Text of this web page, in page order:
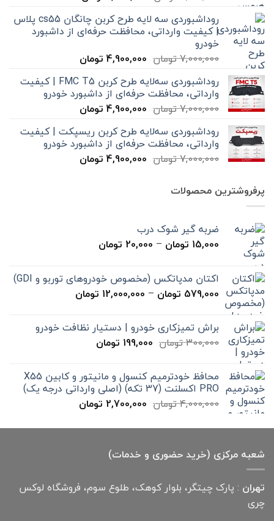
2,000,000 تومان
بود.
1,590,000 تومان
است.
روداشبوردی سه‌ لایه طرح کربن چانگان cs55 پلاس
| کیفیت وارداتی، محافظت حرفه‌ای از داشبورد
خودرو
7,000,000تومان قیمت
7,000,000 تومان
بود.
4,900,000 تومانقیمت
4,900,000 تومان
است.
روداشبوردی سه‌لایه طرح کربن FMC T5 | کیفیت
وارداتی، محافظت حرفه‌ای از داشبورد خودرو
7,000,000تومان قیمت
7,000,000 تومان
بود.
4,900,000 تومانقیمت
4,900,000 تومان
است.
روداشبوردی سه‌لایه طرح کربن ریسپکت | کیفیت
وارداتی، محافظت حرفه‌ای از داشبورد خودرو
7,000,000تومان قیمت
4,900,000 تومانقیمت
پرفروشترین محصولات
ضربه گیر شوک درب
15,000 تومان –
20,000 تومان
تا
20,000 تومان
اکتان مدپاتکس (مخصوص خودروهای توربو و GDI)
579,000 تومان –
12,000,000 تومان
تا
براش تمیزکاری خودرو | دستیار نظافت خودرو
300,000تومان قیمت
بود.
199,000 تومانقیمت
199,000 تومان
است. محافظ خودترمیم کنسول و مانیتور و کابین X55
PRO اکسلنت (37 تکه) (اصلی وارداتی درجه یک)
4,000,000تومان قیمت
4,000,000 تومان
2,700,000 تومانقیمت
2,700,000 تومان
شعبه مرکزی (خرید حضوری و خدمات)
تهران : پارک چیتگر، بلوار کوهک، طلوع سوم، فروشگاه لوکس
چری